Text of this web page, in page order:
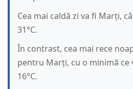
Cea mai caldă zi va fi Marți,
31°C.
În contrast, cea mai rece
pentru Marți, cu o minimă ce
16°C.